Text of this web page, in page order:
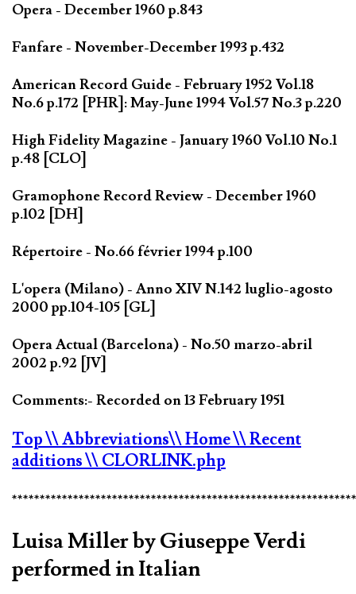
Opera - December 1960 p.843
Fanfare - November-December 1993 p.432
American Record Guide - February 1952 Vol.18
No.6 p.172 [PHR]: May-June 1994 Vol.57 No.3 p.220
High Fidelity Magazine - January 1960 Vol.10 No.1
p.48 [CLO]
Gramophone Record Review - December 1960
p.102 [DH]
Répertoire - No.66 février 1994 p.100
L'opera (Milano) - Anno XIV N.142 luglio-agosto
2000 pp.104-105 [GL]
Opera Actual (Barcelona) - No.50 marzo-abril
2002 p.92 [JV]
Comments:- Recorded on 13 February 1951
Top\\ Abbreviations\\ Home\\ Recent
additions\\ CLORLINK.php
Luisa Miller by Giuseppe Verdi
performed in Italian